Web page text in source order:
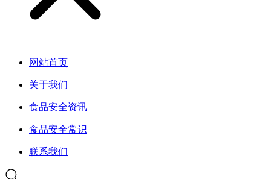
网站首页
关于我们
食品安全资讯
食品安全常识
联系我们